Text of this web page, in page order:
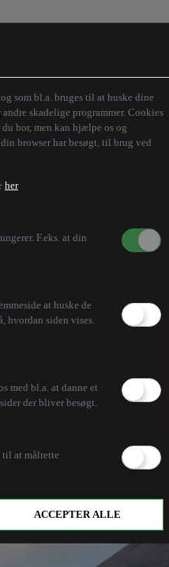
som bl.a. bruges til at huske dine
skadelige programmer. Cookies
bor, men kan hjælpe os og
browser har besøgt, til brug ved
her
F.eks. at din
at huske de
hvordan siden vises.
med bl.a. at danne et
der bliver besøgt.
til at målrette
ACCEPTER ALLE
Politi undersøger